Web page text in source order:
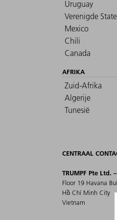
Uruguay
Verenigde
Mexico
Chili
Canada
AFRIKA
Zuid-Afrika
Algerije
Tunesië
CENTRAAL
TRUMPF Pte Ltd.
Floor 19 Havana
Hồ Chí Minh City
Vietnam